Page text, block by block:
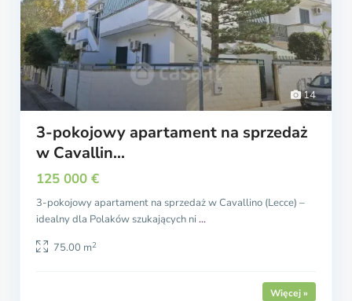
14
3-pokojowy apartament na sprzedaż
w Cavallin...
125 000 €
3-pokojowy apartament na sprzedaż w Cavallino (Lecce) –
idealny dla Polaków szukających ni...
75.00 m2